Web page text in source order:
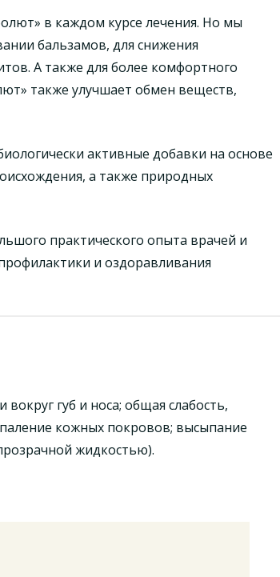
в каждом курсе лечения. Но мы
бальзамов, для снижения
А также для более комфортного
также улучшает обмен веществ,
активные добавки на основе
а также природных
практического опыта врачей и
и оздоравливания
вокруг губ и носа; общая слабость,
кожных покровов; высыпание
жидкостью).